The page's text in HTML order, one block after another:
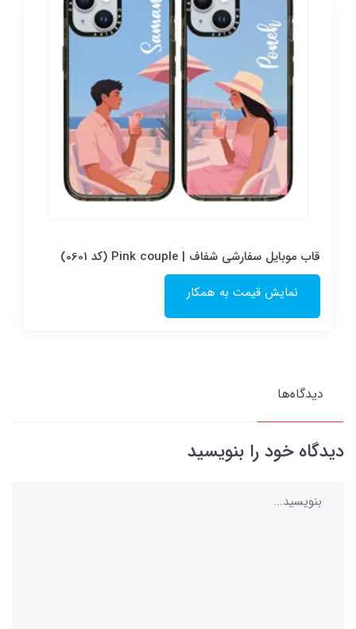
قاب موبایل سفارشی شفاف | Pink couple (کد 0601)
نمایش قیمت به همکار
دیدگاه‌ها
دیدگاه خود را بنویسید